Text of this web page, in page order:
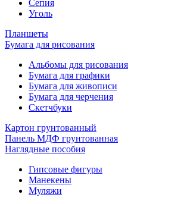
Сепия
Уголь
Планшеты
Бумага для рисования
Альбомы для рисования
Бумага для графики
Бумага для живописи
Бумага для черчения
Скетчбуки
Картон грунтованный
Панель МДФ грунтованная
Наглядные пособия
Гипсовые фигуры
Манекены
Муляжи